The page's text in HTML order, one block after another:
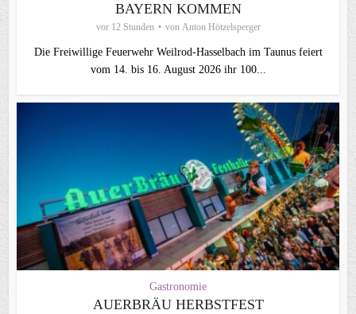
BAYERN KOMMEN
vor 12 Stunden von Anton Hötzelsperger
Die Freiwillige Feuerwehr Weilrod-Hasselbach im Taunus feiert
vom 14. bis 16. August 2026 ihr 100...
Gastronomie
AUERBRÄU HERBSTFEST